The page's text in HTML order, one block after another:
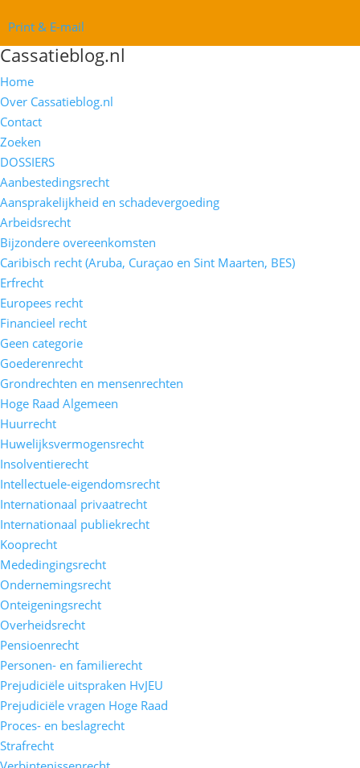
Print & E-mail
Cassatieblog.nl
Home
Over Cassatieblog.nl
Contact
Zoeken
DOSSIERS
Aanbestedingsrecht
Aansprakelijkheid en schadevergoeding
Arbeidsrecht
Bijzondere overeenkomsten
Caribisch recht (Aruba, Curaçao en Sint Maarten, BES)
Erfrecht
Europees recht
Financieel recht
Geen categorie
Goederenrecht
Grondrechten en mensenrechten
Hoge Raad Algemeen
Huurrecht
Huwelijksvermogensrecht
Insolventierecht
Intellectuele-eigendomsrecht
Internationaal privaatrecht
Internationaal publiekrecht
Kooprecht
Mededingingsrecht
Ondernemingsrecht
Onteigeningsrecht
Overheidsrecht
Pensioenrecht
Personen- en familierecht
Prejudiciële uitspraken HvJEU
Prejudiciële vragen Hoge Raad
Proces- en beslagrecht
Strafrecht